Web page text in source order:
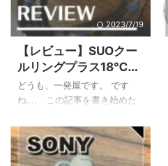
変ですよね。Stream Deckの比
較をしているけれど、結局決
め手に欠ける、という方も多
いのではないでしょうか。 私
もStream Deck Neoを購入す
る前はちょっと悩みました…。
この記事では、そんなお悩み
Stream Deckの全モデルを徹底
的に比較し、後 ...
2023/7/19
【レビュー】SUOクー
ルリングプラス18℃の
サイズ感・持続時間・
おすすめ用途
どうも、一発屋です。 です
ね…。 この記事を書き始めた
35℃越えの猛暑日連発で溶け
そうな日々を送っていまし
た。 私はそんな暑い中でも長